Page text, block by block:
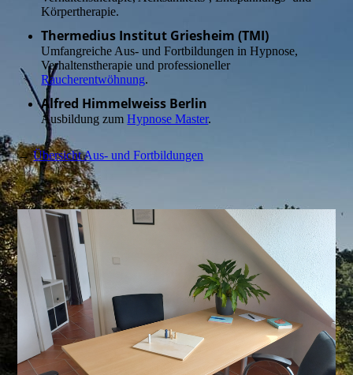
Körpertherapie.
Thermedius Institut Griesheim (TMI)
Umfangreiche Aus- und Fortbildungen in Hypnose,
Verhaltenstherapie und professioneller
Raucherentwöhnung.
Alfred Himmelweiss Berlin
Ausbildung zumHypnose Master.
→Übersicht Aus- und Fortbildungen